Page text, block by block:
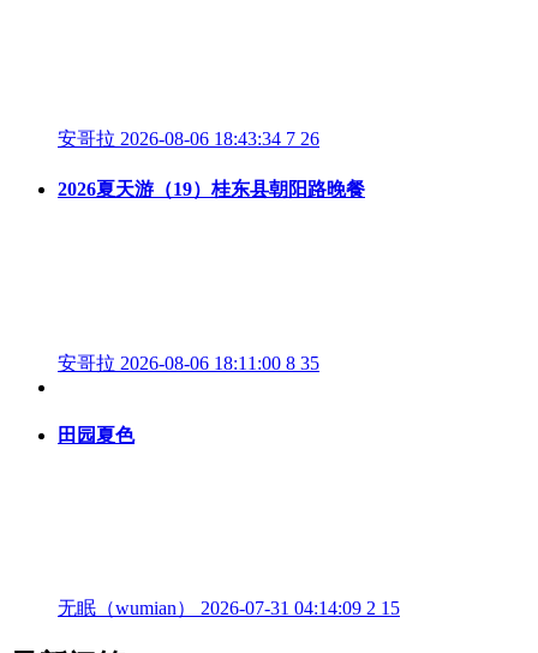
安哥拉 2026-08-06 18:43:34 7 26
2026夏天游（19）桂东县朝阳路晚餐
安哥拉 2026-08-06 18:11:00 8 35
田园夏色
无眠（wumian） 2026-07-31 04:14:09 2 15